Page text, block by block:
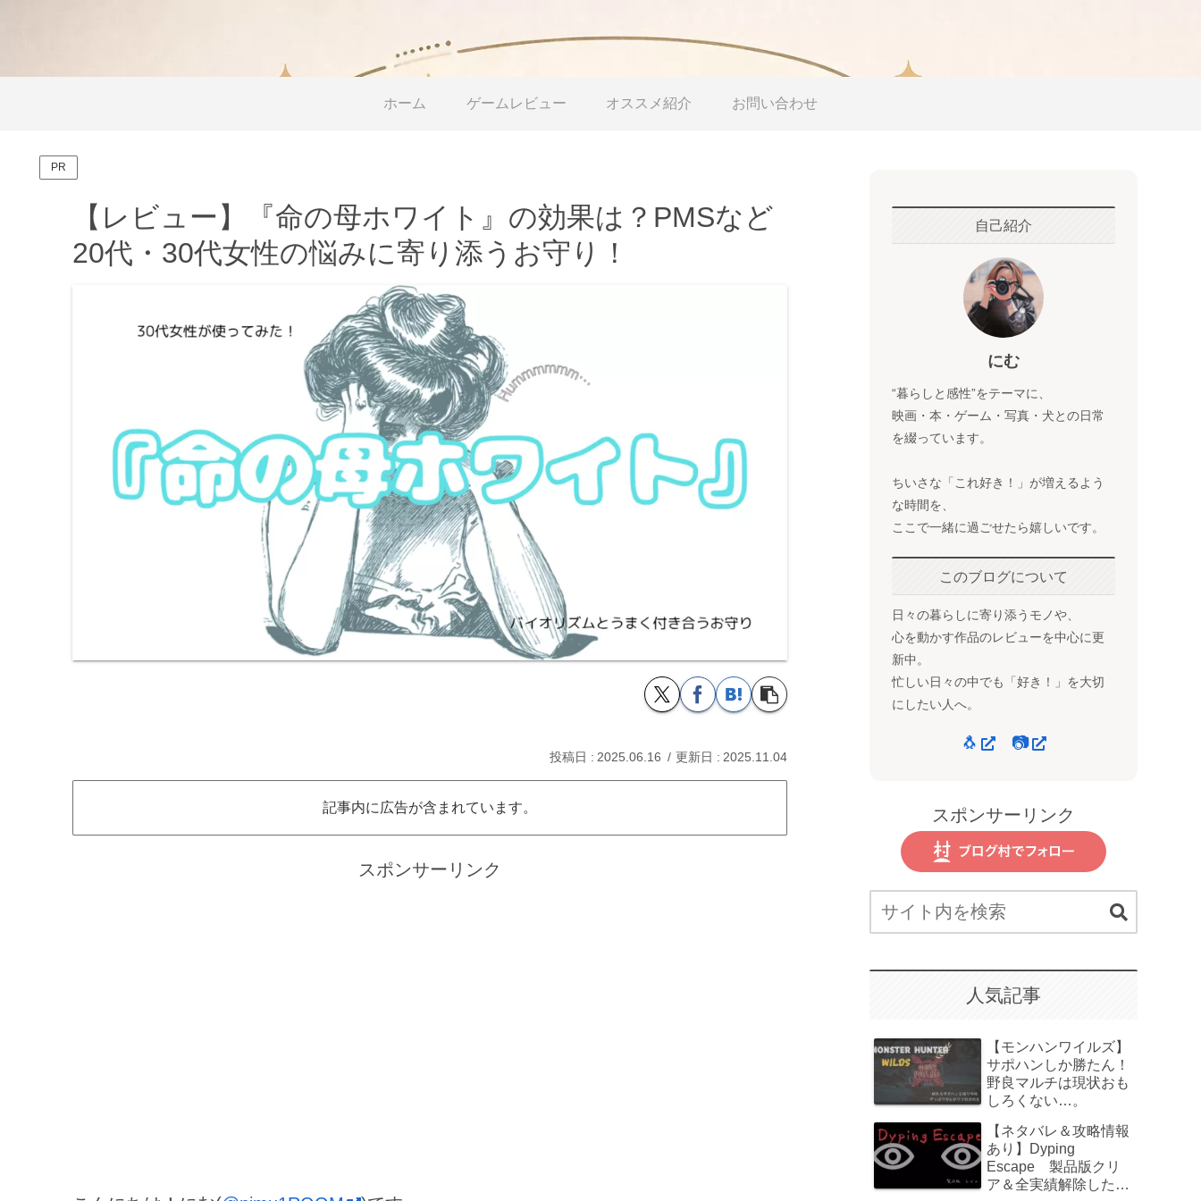
ホーム ゲームレビュー オススメ紹介 お問い合わせ
PR
【レビュー】『命の母ホワイト』の効果は？PMSなど
20代・30代女性の悩みに寄り添うお守り！
2025.06.16 2025.11.04
記事内に広告が含まれています。
スポンサーリンク
自己紹介
にむ
“暮らしと感性”をテーマに、
映画・本・ゲーム・写真・犬との日常
を綴っています。
ちいさな「これ好き！」が増えるよう
な時間を、
ここで一緒に過ごせたら嬉しいです。
このブログについて
日々の暮らしに寄り添うモノや、
心を動かす作品のレビューを中心に更
新中。
忙しい日々の中でも「好き！」を大切
にしたい人へ。
🐧 📷
スポンサーリンク
人気記事
【モンハンワイルズ】
サポハンしか勝たん！
野良マルチは現状おも
しろくない…。
【ネタバレ＆攻略情報
あり】Dyping
Escape 製品版クリ
ア＆全実績解除したの